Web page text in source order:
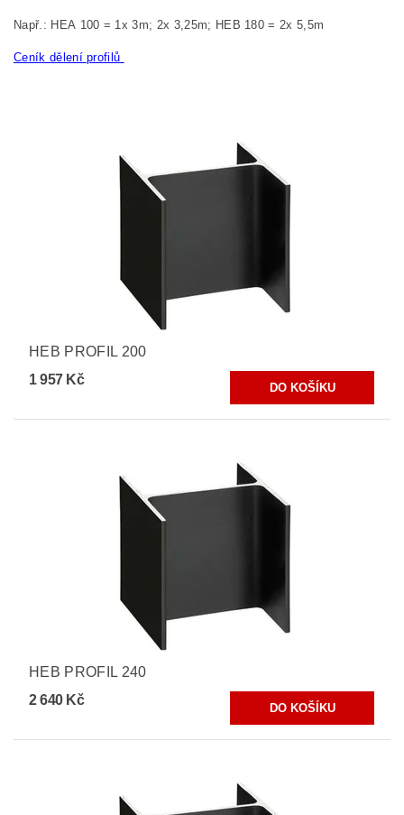
Např.: HEA 100 = 1x 3m; 2x 3,25m; HEB 180 = 2x 5,5m
Ceník dělení profilů
HEB PROFIL 200
1 957 Kč
HEB PROFIL 240
2 640 Kč